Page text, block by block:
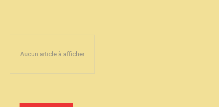
Aucun article à afficher